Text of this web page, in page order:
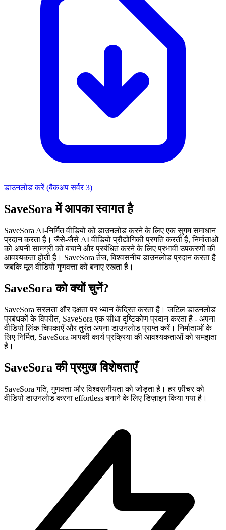
डाउनलोड करें (बैकअप सर्वर 3)
SaveSora में आपका स्वागत है
SaveSora AI-निर्मित वीडियो को डाउनलोड करने के लिए एक सुगम समाधान
प्रदान करता है। जैसे-जैसे AI वीडियो प्रौद्योगिकी प्रगति करती है, निर्माताओं
को अपनी सामग्री को बचाने और प्रबंधित करने के लिए प्रभावी उपकरणों की
आवश्यकता होती है। SaveSora तेज, विश्वसनीय डाउनलोड प्रदान करता है
जबकि मूल वीडियो गुणवत्ता को बनाए रखता है।
SaveSora को क्यों चुनें?
SaveSora सरलता और दक्षता पर ध्यान केंद्रित करता है। जटिल डाउनलोड
प्रबंधकों के विपरीत, SaveSora एक सीधा दृष्टिकोण प्रदान करता है - अपना
वीडियो लिंक चिपकाएँ और तुरंत अपना डाउनलोड प्राप्त करें। निर्माताओं के
लिए निर्मित, SaveSora आपकी कार्य प्रक्रिया की आवश्यकताओं को समझता
है।
SaveSora की प्रमुख विशेषताएँ
SaveSora गति, गुणवत्ता और विश्वसनीयता को जोड़ता है। हर फ़ीचर को
वीडियो डाउनलोड करना effortless बनाने के लिए डिज़ाइन किया गया है।